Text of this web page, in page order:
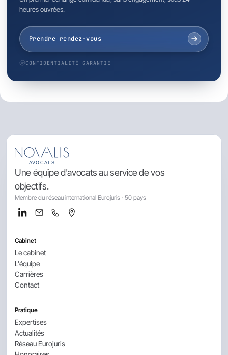
heures ouvrées.
Prendre rendez-vous
CONFIDENTIALITÉ GARANTIE
Une équipe d'avocats au service de vos
objectifs.
Membre du réseau international Eurojuris · 50 pays
Cabinet
Le cabinet
L'équipe
Carrières
Contact
Pratique
Expertises
Actualités
Réseau Eurojuris